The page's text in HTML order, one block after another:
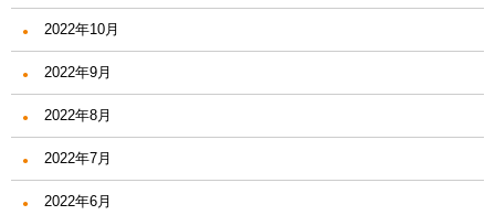
2022年10月
2022年9月
2022年8月
2022年7月
2022年6月